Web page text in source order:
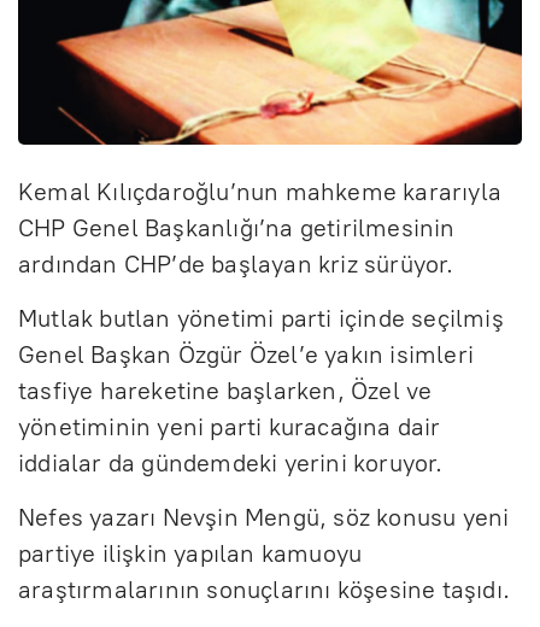
Kemal Kılıçdaroğlu’nun mahkeme kararıyla
CHP Genel Başkanlığı’na getirilmesinin
ardından CHP’de başlayan kriz sürüyor.
Mutlak butlan yönetimi parti içinde seçilmiş
Genel Başkan Özgür Özel’e yakın isimleri
tasfiye hareketine başlarken, Özel ve
yönetiminin yeni parti kuracağına dair
iddialar da gündemdeki yerini koruyor.
Nefes yazarı Nevşin Mengü, söz konusu yeni
partiye ilişkin yapılan kamuoyu
araştırmalarının sonuçlarını köşesine taşıdı.